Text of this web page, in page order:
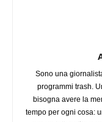
Sono una
programmi trash.
bisogna avere la
tempo per ogni cosa: